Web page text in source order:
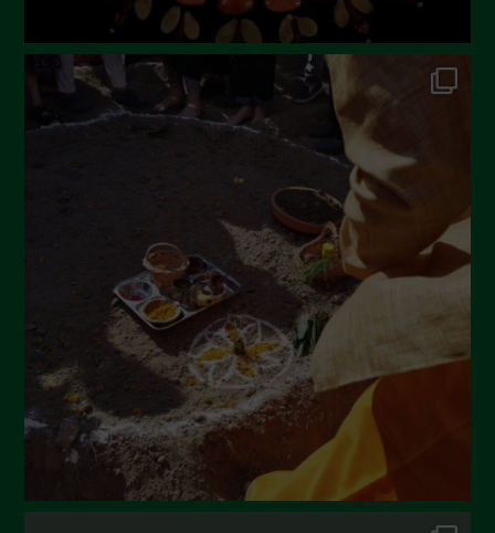
Novembre 2022
Ottobre 2022
Settembre 2022
Aprile 2022
Febbraio 2022
Gennaio 2022
Dicembre 2021
Novembre 2021